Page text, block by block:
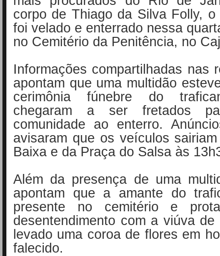
corpo de Thiago da Silva Folly,
foi velado e enterrado nessa
no Cemitério da Penitência, no
Informações compartilhadas nas
apontam que uma multidão
cerimônia fúnebre do
chegaram a ser fretados
comunidade ao enterro.
avisaram que os veículos
Baixa e da Praça do Salsa às
Além da presença de uma
apontam que a amante do
presente no cemitério e
desentendimento com a viúva
levado uma coroa de flores em
falecido.